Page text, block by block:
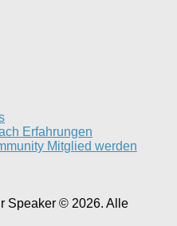
Erfahrungen
Mitglied werden
Speaker © 2026. Alle